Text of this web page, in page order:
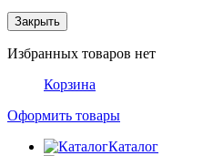
Закрыть
Избранных товаров нет
Корзина
Оформить товары
Каталог